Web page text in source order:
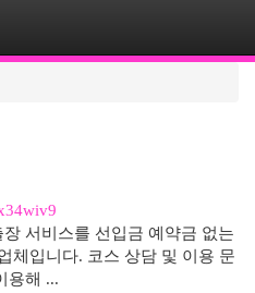
서비스를 선입금 예약금 없는
체입니다. 코스 상담 및 이용 문
용해 ...